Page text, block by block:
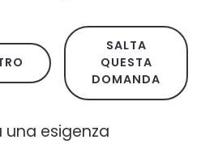
SALTA
QUESTA
DOMANDA
una esigenza